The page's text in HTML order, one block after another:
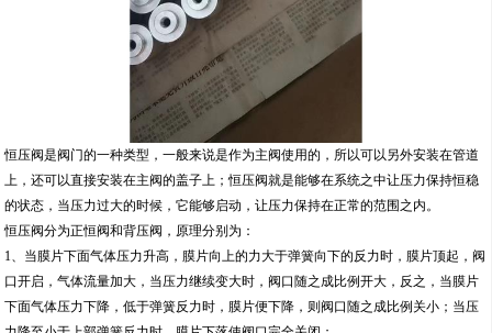
恒压阀是阀门的一种类型，一般来说是作为主阀使用的，所以可以另外安装在管道
上，还可以直接安装在主阀的盖子上；恒压阀就是能够在系统之中让压力保持恒稳
的状态，当压力过大的时候，它能够启动，让压力保持在正常的范围之内。
恒压阀分为正恒阀和背压阀，原理分别为：
1、当膜片下面气体压力升高，膜片向上的力大于弹簧向下的反力时，膜片顶起，阀
口开启，气体流量加大，当压力继续变大时，阀口随之成比例开大，反之，当膜片
下面气体压力下降，低于弹簧反力时，膜片便下降，则阀口随之成比例关小；当压